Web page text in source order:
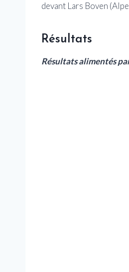
devant Lars Boven
Résultats
Résultats alimentés